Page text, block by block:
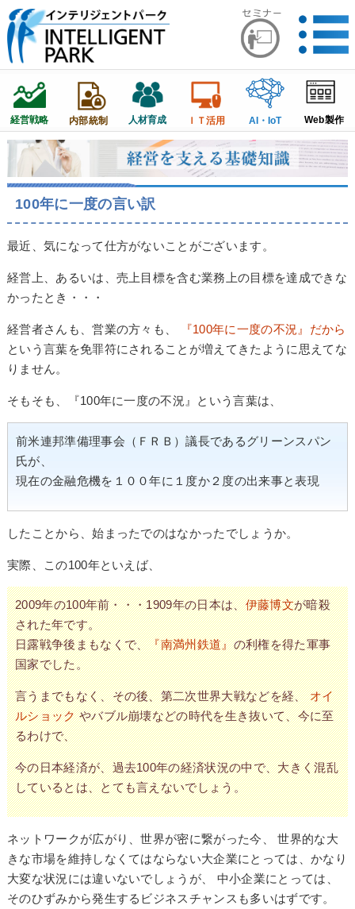
経営戦略 内部統制 人材育成 ＩＴ活用 AI・IoT Web製作
100年に一度の言い訳
最近、気になって仕方がないことがございます。
経営上、あるいは、売上目標を含む業務上の目標を達成できな
かったとき・・・
経営者さんも、営業の方々も、
『100年に一度の不況』だから
という言葉を免罪符にされることが増えてきたように思えてな
りません。
そもそも、『100年に一度の不況』という言葉は、
前米連邦準備理事会（ＦＲＢ）議長であるグリーンスパン
氏が、
現在の金融危機を１００年に１度か２度の出来事と表現
したことから、始まったでのはなかったでしょうか。
実際、この100年といえば、
2009年の100年前・・・1909年の日本は、伊藤博文が暗殺
された年です。
日露戦争後まもなくで、『南満州鉄道』の利権を得た軍事
国家でした。
言うまでもなく、その後、第二次世界大戦などを経、オイ
ルショックやバブル崩壊などの時代を生き抜いて、今に至
るわけで、
今の日本経済が、過去100年の経済状況の中で、大きく混乱
しているとは、とても言えないでしょう。
ネットワークが広がり、世界が密に繋がった今、 世界的な大
きな市場を維持しなくてはならない大企業にとっては、かなり
大変な状況には違いないでしょうが、 中小企業にとっては、
そのひずみから発生する ビジネスチャンス も多いはずです。